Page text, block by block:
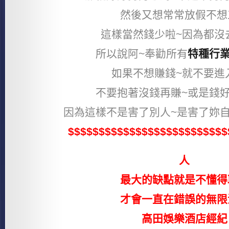
然後又想常常放假不
這樣當然錢少啦~因為都沒
所以說阿~奉勸所有特種行
如果不想賺錢~就不要進
不要抱著沒錢再賺~或是錢
因為這樣不是害了別人~是害了妳
人
最大的缺點就是不懂
才會一直在錯誤的無
高田娛樂酒店經紀